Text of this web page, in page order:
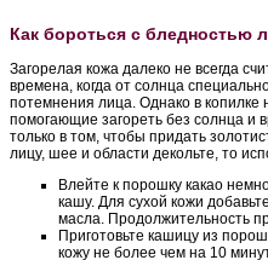
Как бороться с бледностью
Загорелая кожа далеко не всегда
времена, когда от солнца
потемнения лица. Однако в копилке
помогающие загореть без солнца и
только в том, чтобы придать
лицу, шее и области декольте, то
Влейте к порошку какао
кашу. Для сухой кожи
масла. Продолжительность
Приготовьте кашицу из
кожу не более чем на 10